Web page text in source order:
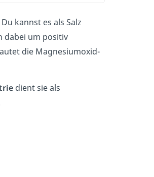
kannst es als Salz
dabei um positiv
die Magnesiumoxid-
dient sie als